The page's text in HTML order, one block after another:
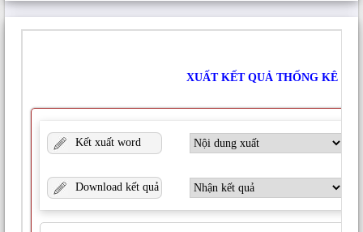
dẫn chứa file ảnh hình thái và bảng mô tả phẩu
phẩu diện có 432 ảnh hình thái và 443 bảng mô tả
file văn bản. (4) Tính chất thổ nhưỡng của mỗi loại
đất được biên tập thành một file văn bản, theo đó
11 loại đất. (4) Bảng tổng hợp một số tính chất lý
hóa cơ bản của 11 loại đất. (5) Nghiên cứu này